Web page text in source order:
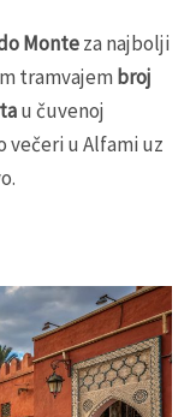
Monteza najbolji
tramvajem broj
u čuvenoj
večeri u Alfami uz